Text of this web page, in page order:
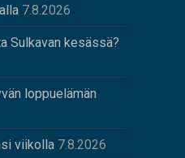
7.8.2026
Sulkavan kesässä?
loppuelämän
viikolla 7.8.2026